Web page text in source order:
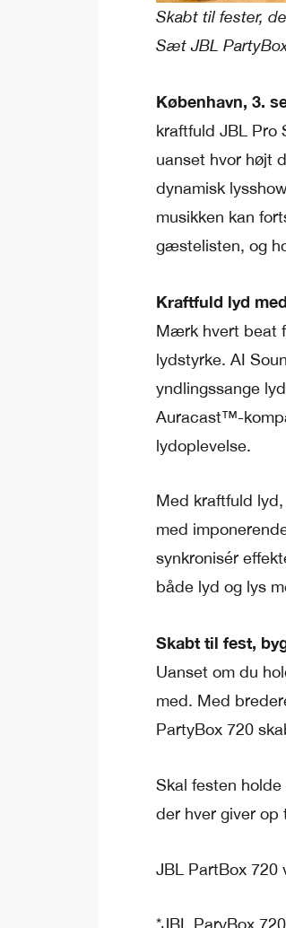
Skabt til fester,
Sæt JBL
København, 3.
kraftfuld JBL Pro
uanset hvor højt
dynamisk
musikken kan
gæstelisten, og
Kraftfuld lyd
Mærk hvert beat
lydstyrke. AI
yndlingssange
Auracast™-
lydoplevelse.
Med kraftfuld
med
synkronisér
både lyd og lys
Skabt til fest,
Uanset om du
med. Med
PartyBox 720
Skal festen
der hver giver op
JBL PartBox